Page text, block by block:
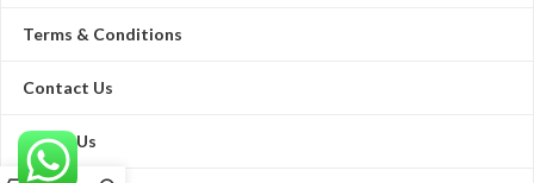
Terms & Conditions
Contact Us
About Us